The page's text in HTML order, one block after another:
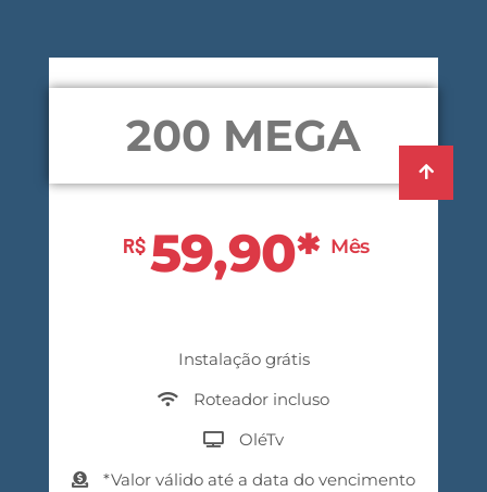
200 MEGA
R$ 59,90* Mês
Instalação grátis
Roteador incluso
OléTv
*Valor válido até a data do vencimento